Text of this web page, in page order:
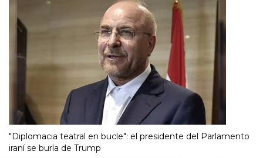
"Diplomacia teatral en bucle": el presidente del Parlamento
iraní se burla de Trump